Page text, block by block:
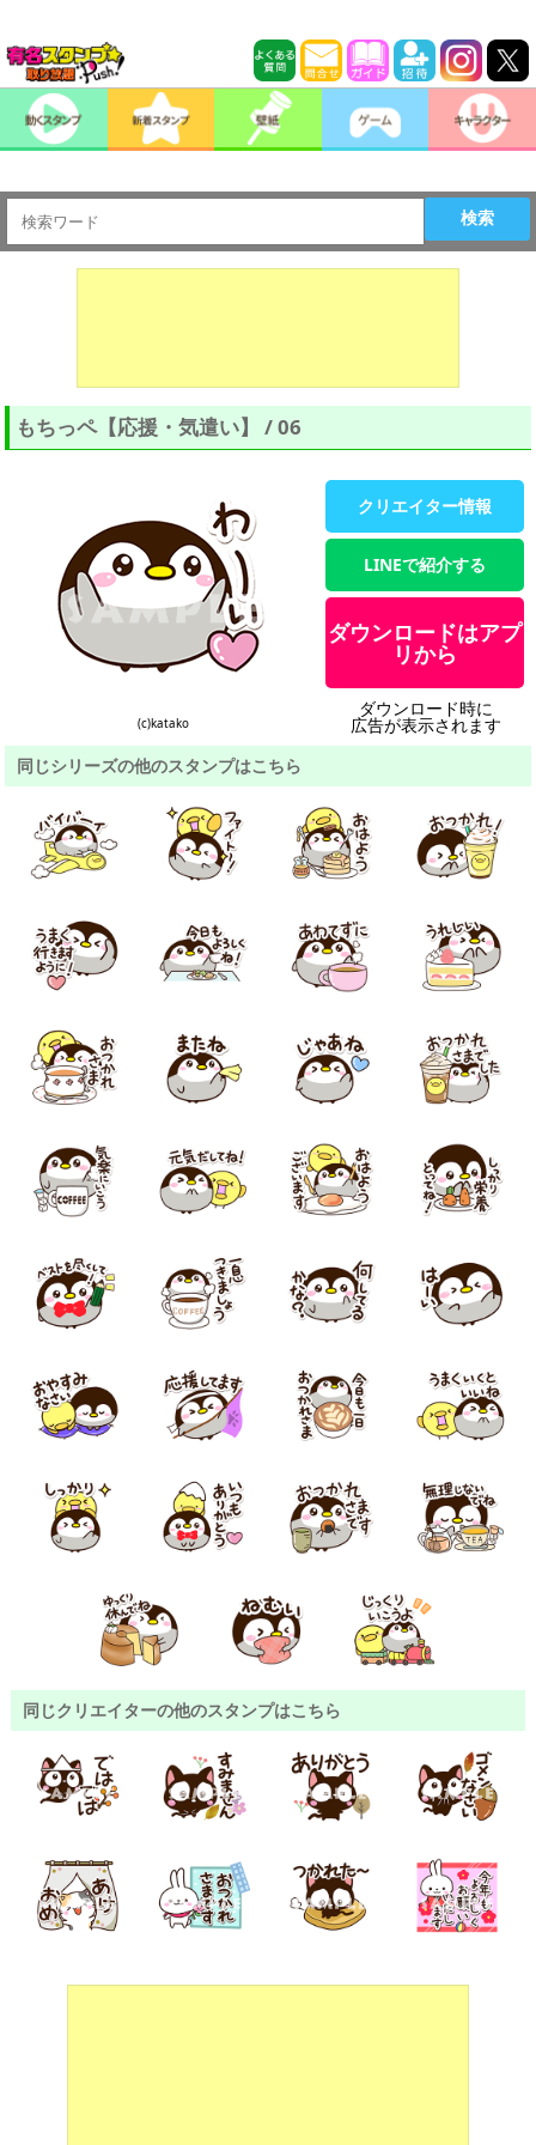
検索
もちっペ【応援・気遣い】 / 06
(c)katako
クリエイター情報
LINEで紹介する
ダウンロードはアプ
リから
ダウンロード時に
広告が表示されます
同じシリーズの他のスタンプはこちら
同じクリエイターの他のスタンプはこちら